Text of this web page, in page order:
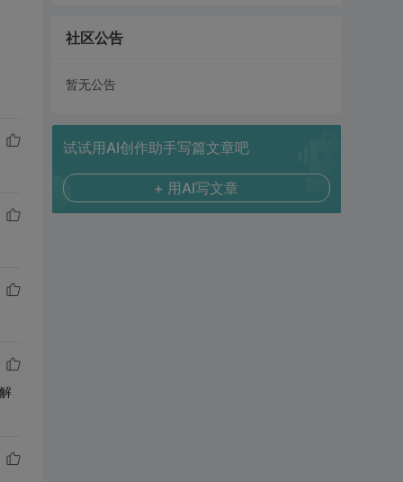
社区公告
暂无公告
试试用AI创作助手写篇文章吧
+ 用AI写文章